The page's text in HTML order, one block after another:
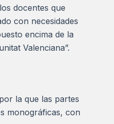
docentes que
con necesidades
encima de la
Valenciana”.
la que las partes
monográficas, con